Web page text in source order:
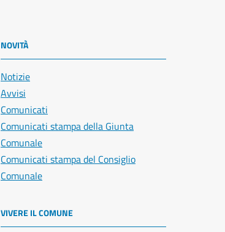
NOVITÀ
Notizie
Avvisi
Comunicati
Comunicati stampa della Giunta
Comunale
Comunicati stampa del Consiglio
Comunale
VIVERE IL COMUNE